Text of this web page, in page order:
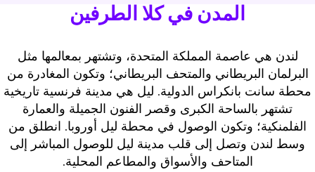
المدن في كلا الطرفين
لندن هي عاصمة المملكة المتحدة، وتشتهر بمعالمها مثل
البرلمان البريطاني والمتحف البريطاني؛ وتكون المغادرة من
محطة سانت بانكراس الدولية. ليل هي مدينة فرنسية تاريخية
تشتهر بالساحة الكبرى وقصر الفنون الجميلة والعمارة
الفلمنكية؛ وتكون الوصول في محطة ليل أوروبا. انطلق من
وسط لندن وتصل إلى قلب مدينة ليل للوصول المباشر إلى
المتاحف والأسواق والمطاعم المحلية.